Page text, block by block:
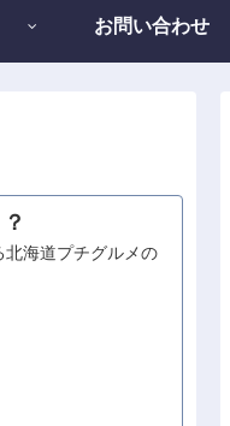
お問い合わせ
海道プチグルメの